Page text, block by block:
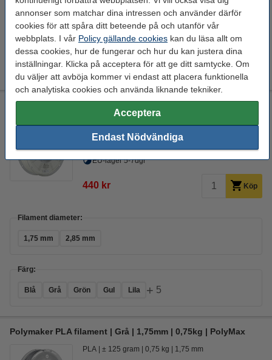
annonser som matchar dina intressen och använder därför
cookies för att spåra ditt beteende på och utanför vår
webbplats. I vår Policy gällande cookies kan du läsa allt om
dessa cookies, hur de fungerar och hur du kan justera dina
inställningar. Klicka på acceptera för att ge ditt samtycke. Om
du väljer att avböja kommer vi endast att placera funktionella
och analytiska cookies och använda liknande tekniker.
Acceptera
Endast Nödvändiga
Färg:
Grå Svart Vit
PLA ± 125 gram 0,75 kg 1,75 mm
EU-lager 5-7dgr
440 kr Köp
Filament diameter:
1,75 mm 2,85 mm
Färg:
Blå Grå Grön Gul Lila + 5
Polymaker PLA filament | Grå | 1,75mm | 0,75kg | PolyMax
PLA ± 125 gram 0,75 kg 1,75 mm